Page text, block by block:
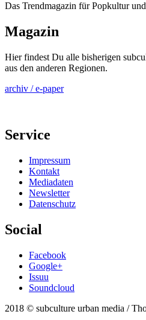
Das Trendmagazin für Popkultur
Magazin
Hier findest Du alle bisherigen
aus den anderen Regionen.
archiv / e-paper
Service
Impressum
Kontakt
Mediadaten
Newsletter
Datenschutz
Social
Facebook
Google+
Issuu
Soundcloud
2018 © subculture urban media /